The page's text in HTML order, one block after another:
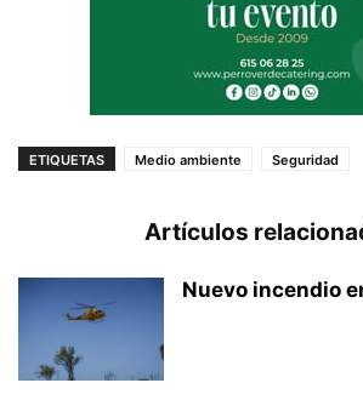
ETIQUETAS Medio ambiente Seguridad
Artículos
Nuevo incendio